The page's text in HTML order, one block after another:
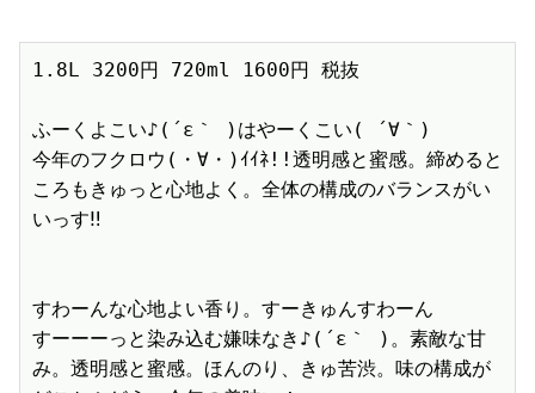
1.8L 3200円 720ml 1600円 税抜
ふーくよこい♪(´ε｀ )はやーくこい( ´∀｀)
今年のフクロウ(・∀・)ｲｲﾈ!!透明感と蜜感。締めると
ころもきゅっと心地よく。全体の構成のバランスがい
いっす‼︎
すわーんな心地よい香り。すーきゅんすわーん
すーーーっと染み込む嫌味なき♪(´ε｀ )。素敵な甘
み。透明感と蜜感。ほんのり、きゅ苦渋。味の構成が